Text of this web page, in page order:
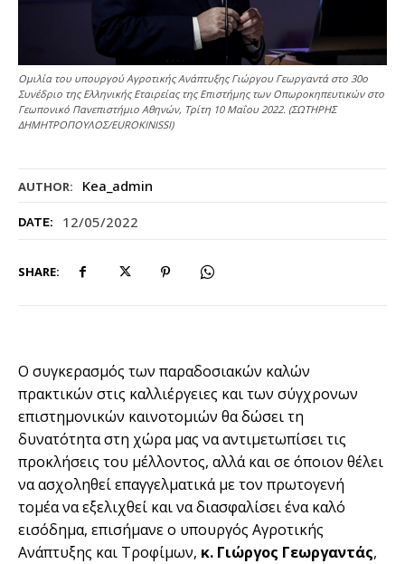
AUTHOR: Kea_admin
DATE: 12/05/2022
SHARE:
Ομιλία του υπουργού Αγροτικής Ανάπτυξης Γιώργου Γεωργαντά στο 30ο
Συνέδριο της Ελληνικής Εταιρείας της Επιστήμης των Οπωροκηπευτικών στο
Γεωπονικό Πανεπιστήμιο Αθηνών, Τρίτη 10 Μαΐου 2022. (ΣΩΤΗΡΗΣ
ΔΗΜΗΤΡΟΠΟΥΛΟΣ/EUROKINISSI)
Ο συγκερασμός των παραδοσιακών καλών
πρακτικών στις καλλιέργειες και των σύγχρονων
επιστημονικών καινοτομιών θα δώσει τη
δυνατότητα στη χώρα μας να αντιμετωπίσει τις
προκλήσεις του μέλλοντος, αλλά και σε όποιον θέλει
να ασχοληθεί επαγγελματικά με τον πρωτογενή
τομέα να εξελιχθεί και να διασφαλίσει ένα καλό
εισόδημα, επισήμανε ο υπουργός Αγροτικής
Ανάπτυξης και Τροφίμων, κ. Γιώργος Γεωργαντάς,